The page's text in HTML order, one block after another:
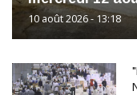
10 août 2026 - 13:18